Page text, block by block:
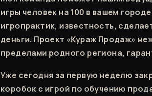
игры человек на 100 в вашем
игропрактик, известность,
деньги. Проект «Кураж Продаж»
пределами родного региона,
Уже сегодня за первую неделю
коробок с игрой по обучению